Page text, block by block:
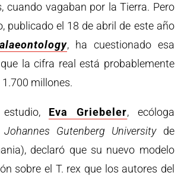
cuando vagaban por la Tierra. Pero
publicado el 18 de abril de este año
, ha cuestionado esa
la cifra real está probablemente
millones.
Eva Griebeler, ecóloga
Johannes Gutenberg Universityde
declaró que su nuevo modelo
sobre el T. rex que los autores del